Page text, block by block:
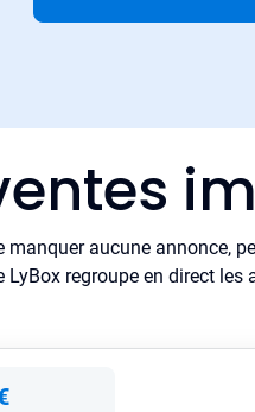
manquer aucune annonce,
LyBox regroupe en direct